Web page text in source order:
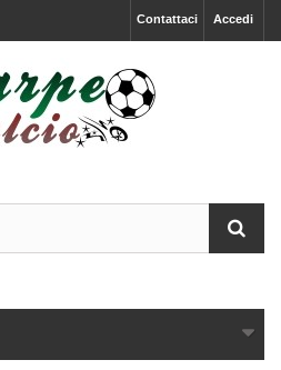
Accedi
Contattaci